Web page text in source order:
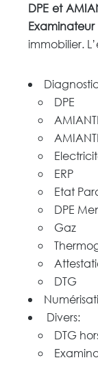
DPE et
immobilier.
DPE
ERP
Etat
DPE
Gaz
DTG
Divers:
DTG